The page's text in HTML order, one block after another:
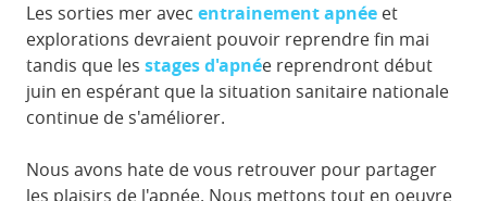
Les sorties mer avec entrainement apnée et
explorations devraient pouvoir reprendre fin mai
tandis que les stages d'apnée reprendront début
juin en espérant que la situation sanitaire nationale
continue de s'améliorer.
Nous avons hate de vous retrouver pour partager
les plaisirs de l'apnée. Nous mettons tout en oeuvre